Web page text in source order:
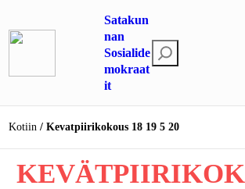
sisältöön
Satakun
nan
Sosialide
mokraat
it
t
i
Kotiin Kevatpiirikokous 18 19 5 20